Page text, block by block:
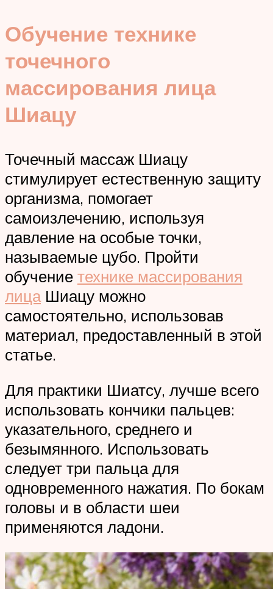
Обучение технике
точечного
массирования лица
Шиацу
Точечный массаж Шиацу
стимулирует естественную защиту
организма, помогает
самоизлечению, используя
давление на особые точки,
называемые цубо. Пройти
обучение технике массирования
лицаШиацу можно
самостоятельно, использовав
материал, предоставленный в этой
статье.
Для практики Шиатсу, лучше всего
использовать кончики пальцев:
указательного, среднего и
безымянного. Использовать
следует три пальца для
одновременного нажатия. По бокам
головы и в области шеи
применяются ладони.